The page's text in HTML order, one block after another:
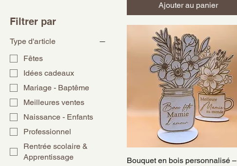
Filtrer par
Type d'article
Fêtes
Idées cadeaux
Mariage - Baptême
Meilleures ventes
Naissance - Enfants
Professionnel
Rentrée scolaire &
Apprentissage
Ajouter au panier
Aperçu rapide
Bouquet en bois personnalisé –